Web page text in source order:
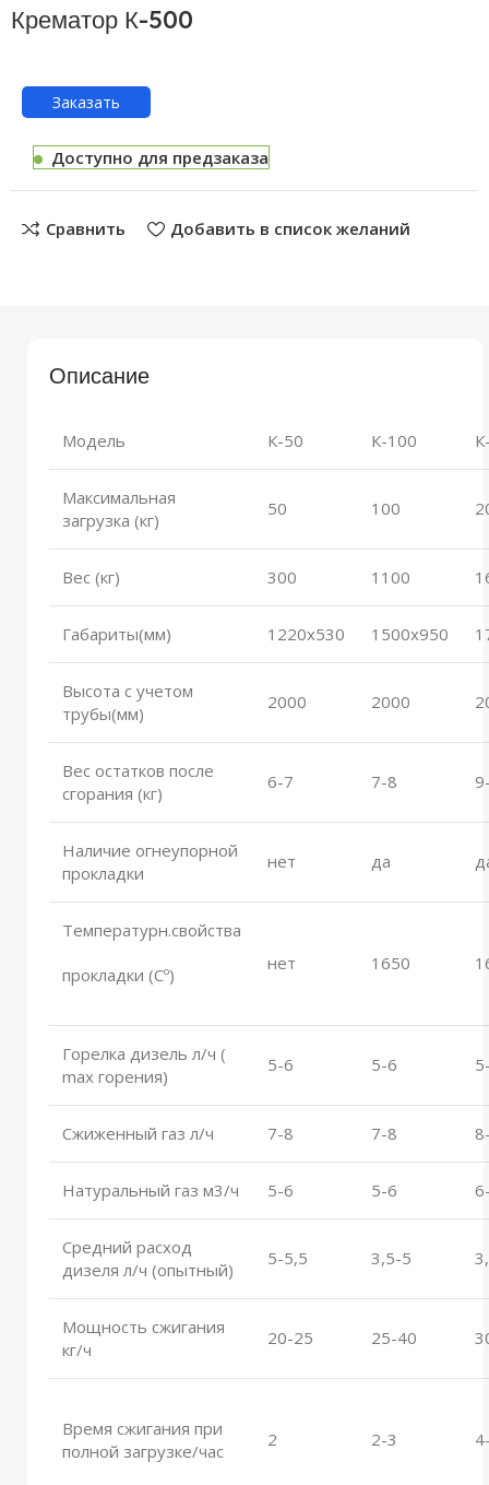
Крематор К-500
Заказать
Доступно для предзаказа
Сравнить Добавить в список желаний
Описание
Модель К-50 К-100
Максимальная
загрузка (кг)
50 100
Вес (кг) 300 1100
Габариты(мм) 1220х530 1500х950
Высота с учетом
трубы(мм)
2000 2000
Вес остатков после
сгорания (кг)
6-7 7-8
Наличие огнеупорной
прокладки
нет да
Температурн.свойства
прокладки (Сº)
нет 1650
Горелка дизель л/ч (
max горения)
5-6 5-6
Сжиженный газ л/ч 7-8 7-8
Натуральный газ м3/ч 5-6 5-6
Средний расход
дизеля л/ч (опытный)
5-5,5 3,5-5
Мощность сжигания
кг/ч
20-25 25-40
Время сжигания при
полной загрузке/час
2 2-3